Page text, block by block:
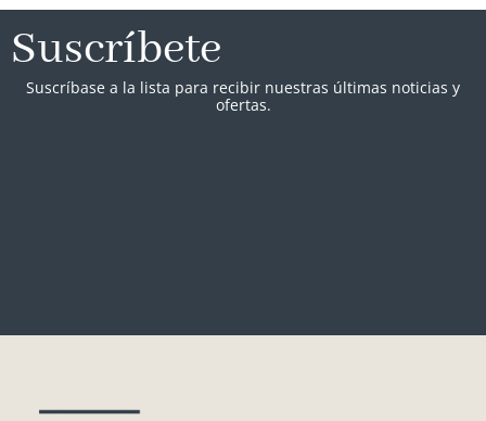
Suscríbete
Suscríbase a la lista para recibir nuestras últimas noticias y
ofertas.